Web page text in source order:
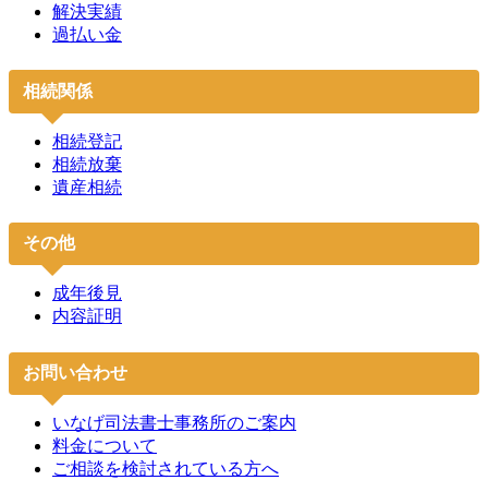
解決実績
過払い金
相続関係
相続登記
相続放棄
遺産相続
その他
成年後見
内容証明
お問い合わせ
いなげ司法書士事務所のご案内
料金について
ご相談を検討されている方へ